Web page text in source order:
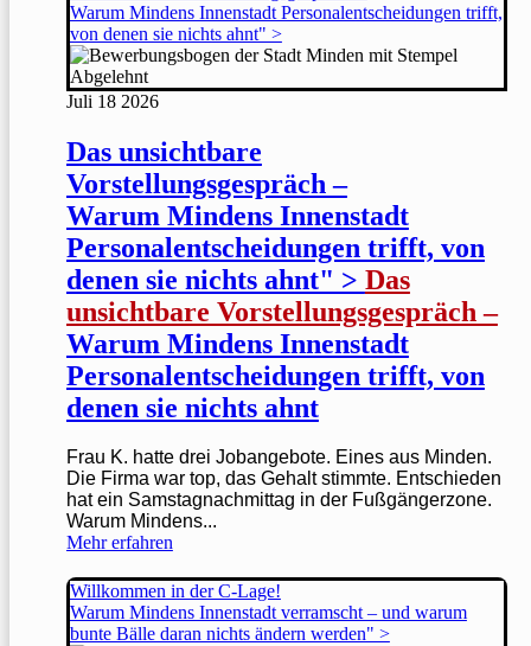
Warum Mindens Innenstadt Personalentscheidungen trifft,
von denen sie nichts ahnt" >
Juli 18 2026
Das unsichtbare
Vorstellungsgespräch –
Warum Mindens Innenstadt
Personalentscheidungen trifft, von
denen sie nichts ahnt" > Das
unsichtbare Vorstellungsgespräch –
Warum Mindens Innenstadt
Personalentscheidungen trifft, von
denen sie nichts ahnt
Frau K. hatte drei Jobangebote. Eines aus Minden.
Die Firma war top, das Gehalt stimmte. Entschieden
hat ein Samstagnachmittag in der Fußgängerzone.
Warum Mindens...
Mehr erfahren
Willkommen in der C-Lage!
Warum Mindens Innenstadt verramscht – und warum
bunte Bälle daran nichts ändern werden" >